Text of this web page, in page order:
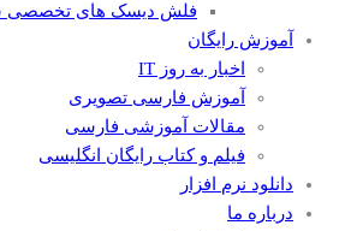
فلش دیسک های تخصصی
آموزش رایگان
اخبار به روز IT
آموزش فارسی تصویری
مقالات آموزشی فارسی
فیلم و کتاب رایگان انگلیسی
دانلود نرم افزار
درباره ما